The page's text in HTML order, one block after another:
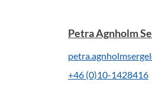
Petra Agnholm
+46 (0)10-1428416